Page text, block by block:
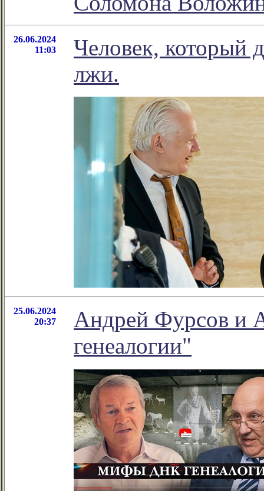
26.06.2024
11:03
Человек, который
лжи.
25.06.2024
20:37
Андрей Фурсов и
генеалогии"